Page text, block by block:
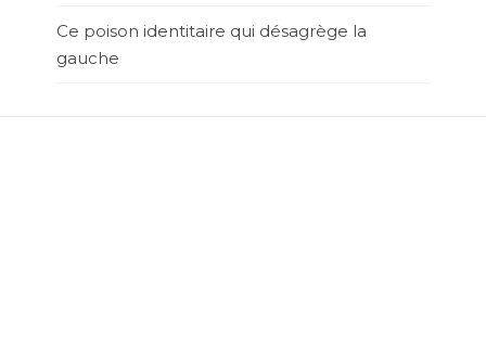
Ce poison identitaire qui désagrège la
gauche